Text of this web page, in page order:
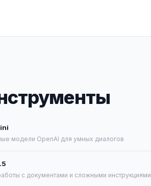
модели OpenAI для умных диалогов
с документами и сложными инструкциями